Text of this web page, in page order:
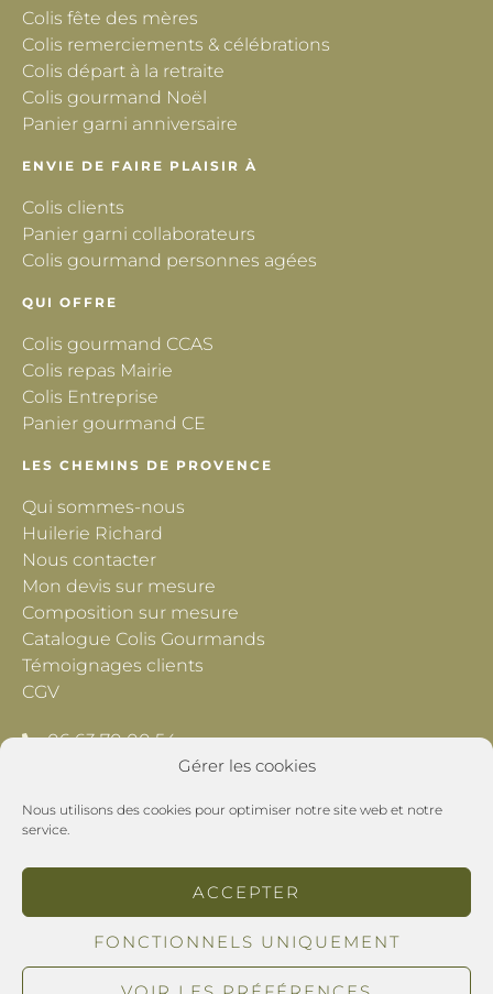
Gérer les cookies
Nous utilisons des cookies pour optimiser notre site web et notre
service.
ACCEPTER
FONCTIONNELS UNIQUEMENT
Colis fête des mères
Colis remerciements & célébrations
Colis départ à la retraite
Colis gourmand Noël
Panier garni anniversaire
ENVIE DE FAIRE PLAISIR À
Colis clients
Panier garni collaborateurs
Colis gourmand personnes agées
QUI OFFRE
Colis gourmand CCAS
Colis repas Mairie
Colis Entreprise
Panier gourmand CE
LES CHEMINS DE PROVENCE
Qui sommes-nous
Huilerie Richard
Nous contacter
Mon devis sur mesure
Composition sur mesure
Catalogue Colis Gourmands
Témoignages clients
CGV
06 63 70 00 54
contact@lescheminsdeprovence.com
Les Chemins de Provence
195 Chemin du Grand Pré
26800 Montoison
POLITIQUE DE CONFIDENTIALITÉ